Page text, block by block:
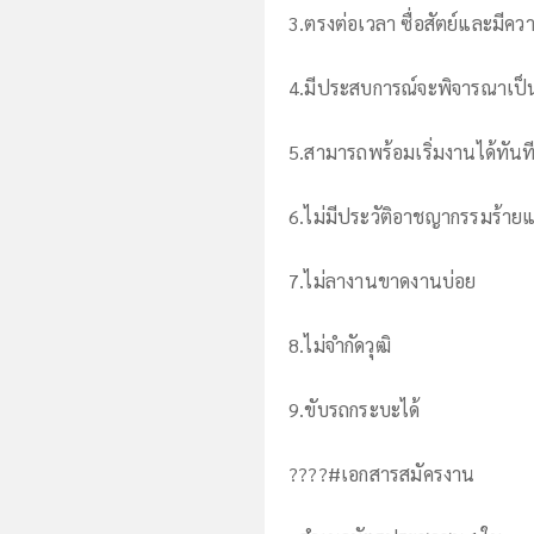
3.ตรงต่อเวลา ซื่อสัตย์และมีคว
4.มีประสบการณ์จะพิจารณาเ
5.สามารถพร้อมเริ่มงานได้ทันที
6.ไม่มีประวัติอาชญากรรมร้าย
7.ไม่ลางานขาดงานบ่อย
8.ไม่จำกัดวุฒิ
9.ขับรถกระบะได้
????#เอกสารสมัครงาน